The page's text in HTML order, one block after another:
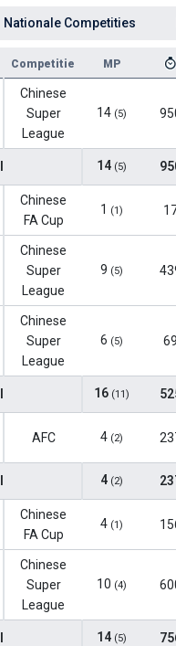
Nationale Competities
Competitie MP
Chinese
Super
League
14 (5)
14 (5)
Chinese
FA Cup
1 (1)
Chinese
Super
League
9 (5)
Chinese
Super
League
6 (5) 69
16 (11)
AFC 4 (2)
4 (2)
Chinese
FA Cup
4 (1)
Chinese
Super
League
10 (4)
14 (5)